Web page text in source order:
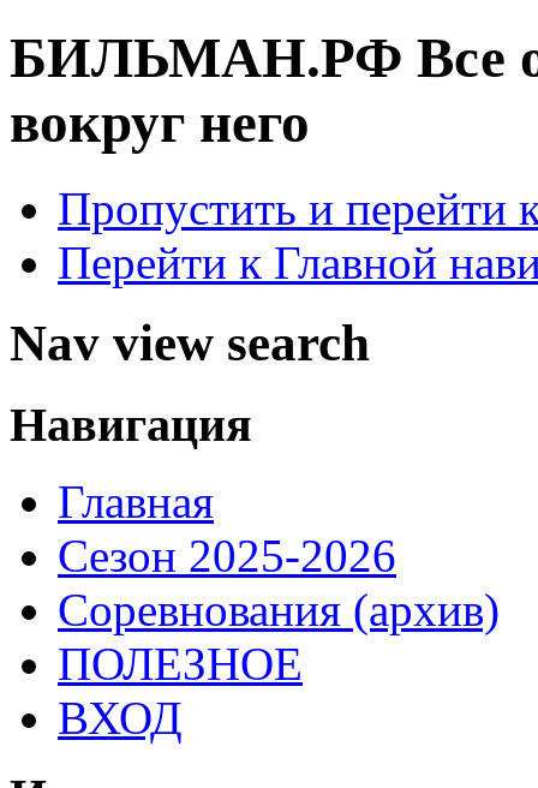
БИЛЬМАН.РФ Все
вокруг него
Пропустить и перейти
Перейти к Главной
Nav view search
Навигация
Главная
Сезон 2025-2026
Соревнования (архив)
ПОЛЕЗНОЕ
ВХОД